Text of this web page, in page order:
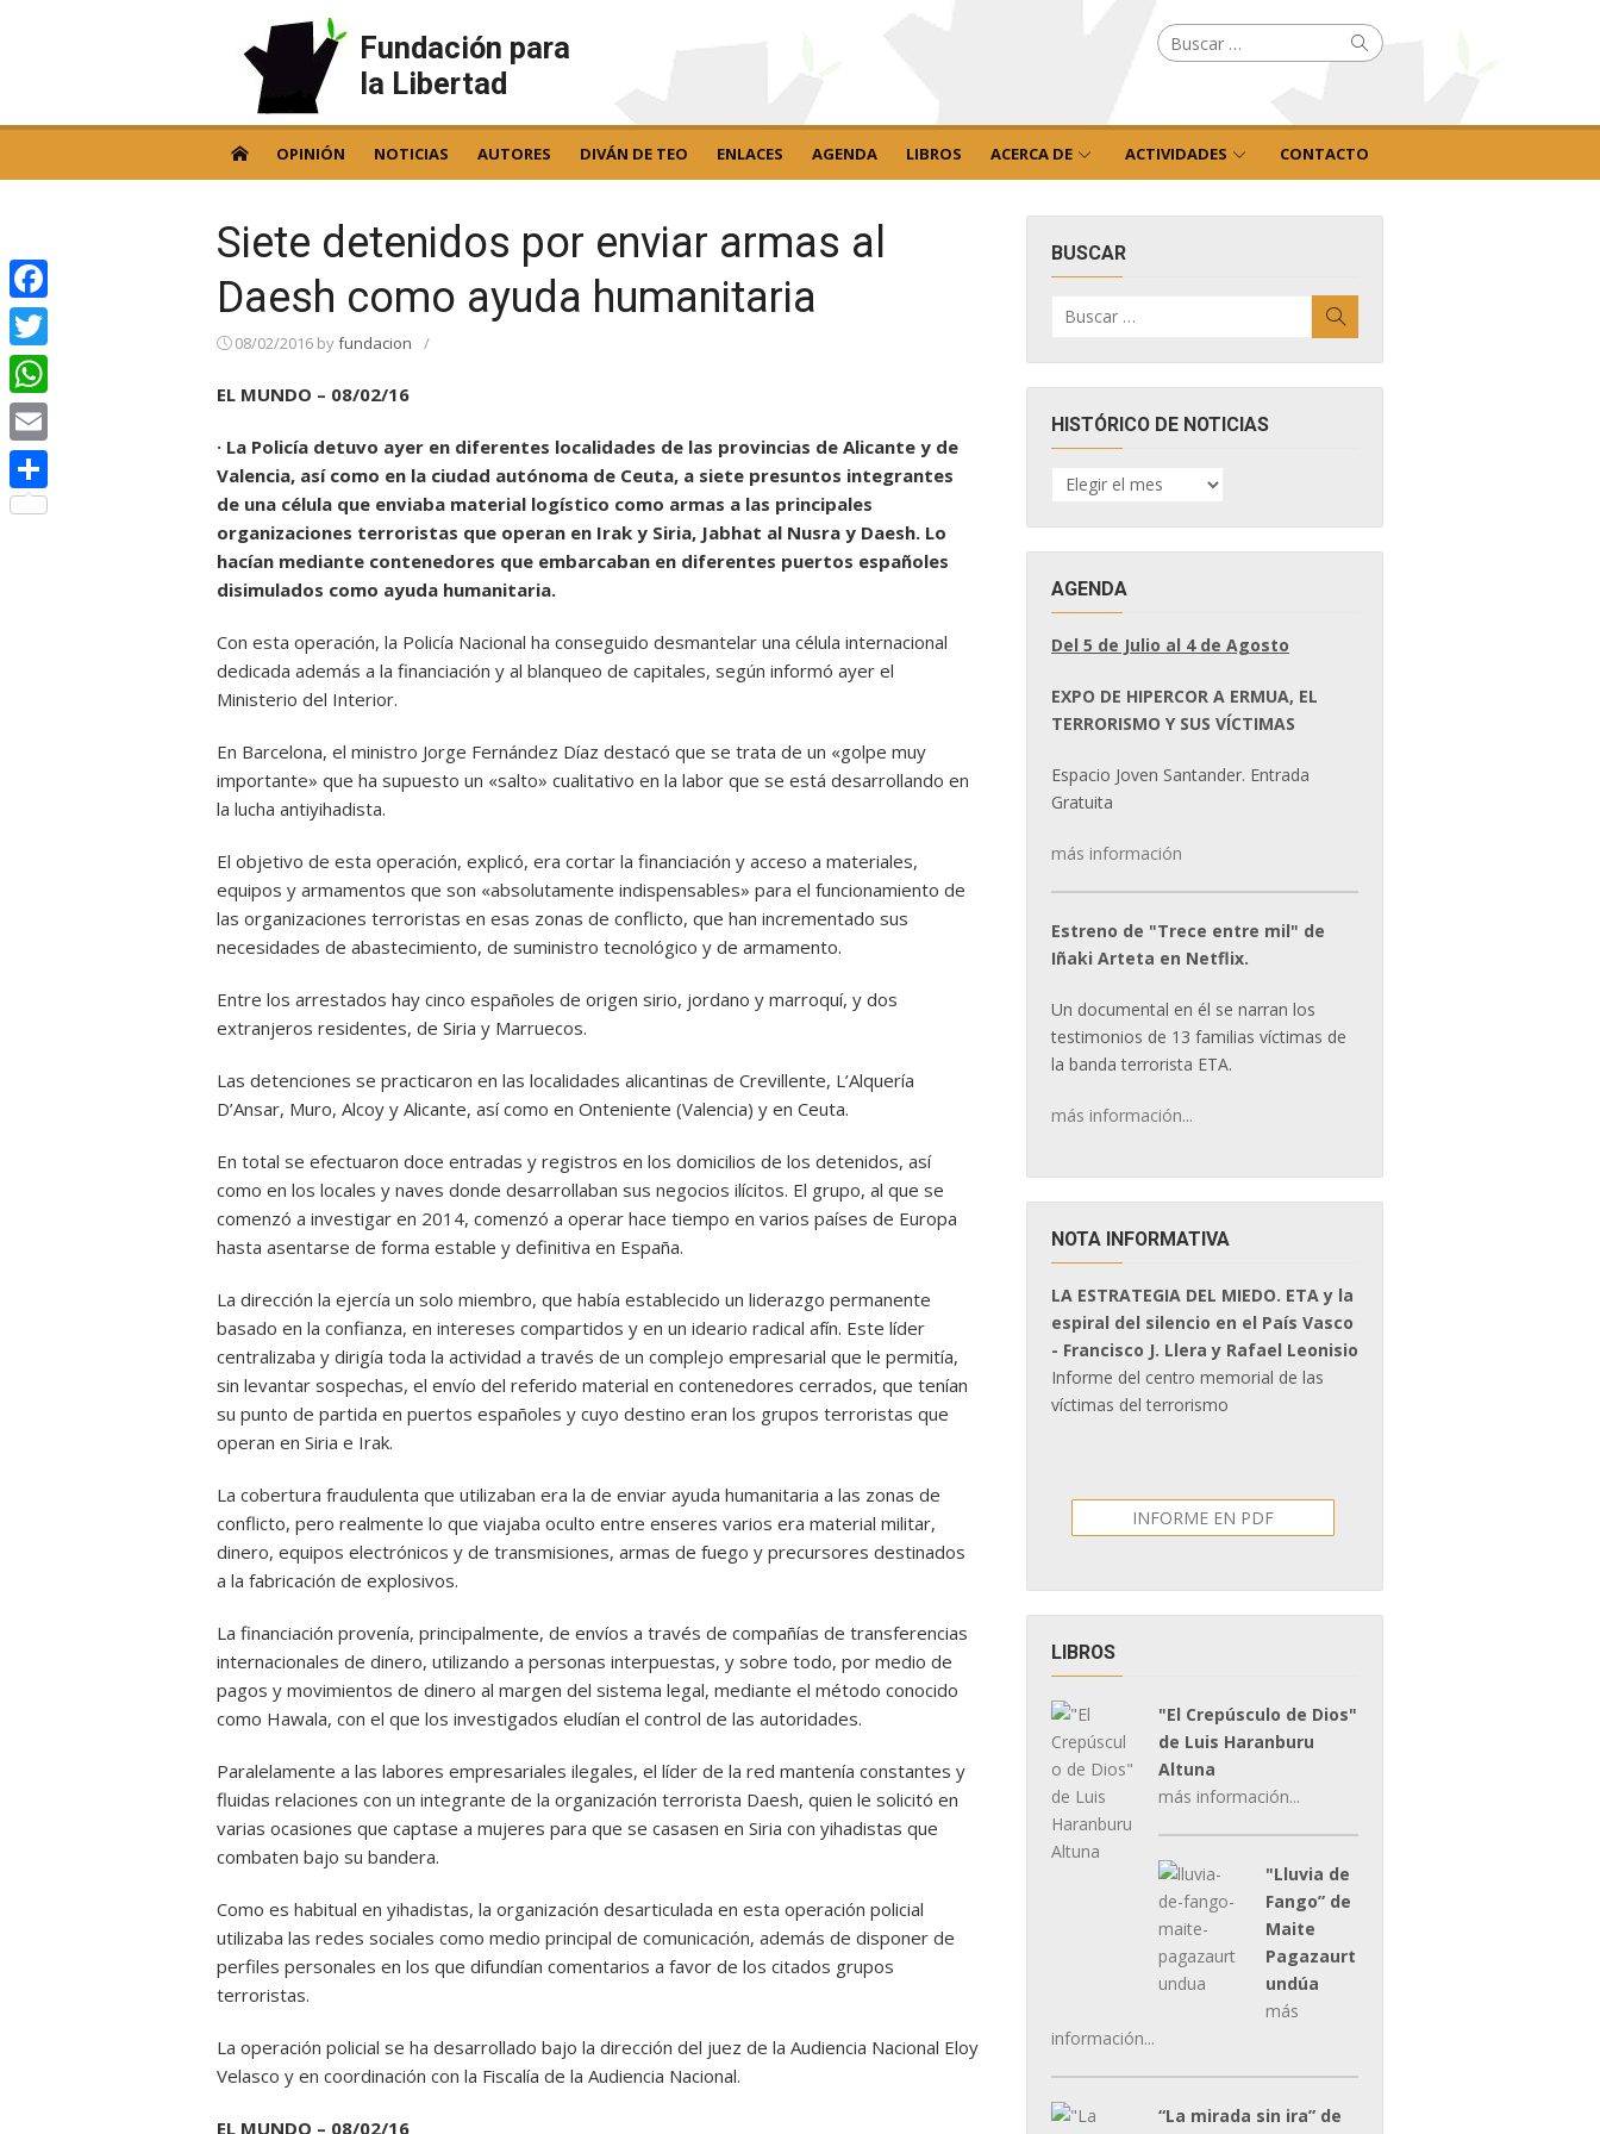
Fundación para
la Libertad
Buscar
por: Buscar
OPINIÓN NOTICIAS AUTORES DIVÁN DE TEO ENLACES AGENDA LIBROS ACERCA DE ACTIVIDADES CONTACTO
Siete detenidos por enviar armas al
Daesh como ayuda humanitaria
08/02/2016 byfundacion /
EL MUNDO – 08/02/16
· La Policía detuvo ayer en diferentes localidades de las provincias de Alicante y de
Valencia, así como en la ciudad autónoma de Ceuta, a siete presuntos integrantes
de una célula que enviaba material logístico como armas a las principales
organizaciones terroristas que operan en Irak y Siria, Jabhat al Nusra y Daesh. Lo
hacían mediante contenedores que embarcaban en diferentes puertos españoles
disimulados como ayuda humanitaria.
Con esta operación, la Policía Nacional ha conseguido desmantelar una célula internacional
dedicada además a la financiación y al blanqueo de capitales, según informó ayer el
Ministerio del Interior.
En Barcelona, el ministro Jorge Fernández Díaz destacó que se trata de un «golpe muy
importante» que ha supuesto un «salto» cualitativo en la labor que se está desarrollando en
la lucha antiyihadista.
El objetivo de esta operación, explicó, era cortar la financiación y acceso a materiales,
equipos y armamentos que son «absolutamente indispensables» para el funcionamiento de
las organizaciones terroristas en esas zonas de conflicto, que han incrementado sus
necesidades de abastecimiento, de suministro tecnológico y de armamento.
Entre los arrestados hay cinco españoles de origen sirio, jordano y marroquí, y dos
extranjeros residentes, de Siria y Marruecos.
Las detenciones se practicaron en las localidades alicantinas de Crevillente, L’Alquería
D’Ansar, Muro, Alcoy y Alicante, así como en Onteniente (Valencia) y en Ceuta.
En total se efectuaron doce entradas y registros en los domicilios de los detenidos, así
como en los locales y naves donde desarrollaban sus negocios ilícitos. El grupo, al que se
comenzó a investigar en 2014, comenzó a operar hace tiempo en varios países de Europa
hasta asentarse de forma estable y definitiva en España.
La dirección la ejercía un solo miembro, que había establecido un liderazgo permanente
basado en la confianza, en intereses compartidos y en un ideario radical afín. Este líder
centralizaba y dirigía toda la actividad a través de un complejo empresarial que le permitía,
sin levantar sospechas, el envío del referido material en contenedores cerrados, que tenían
su punto de partida en puertos españoles y cuyo destino eran los grupos terroristas que
operan en Siria e Irak.
La cobertura fraudulenta que utilizaban era la de enviar ayuda humanitaria a las zonas de
conflicto, pero realmente lo que viajaba oculto entre enseres varios era material militar,
dinero, equipos electrónicos y de transmisiones, armas de fuego y precursores destinados
a la fabricación de explosivos.
La financiación provenía, principalmente, de envíos a través de compañías de transferencias
internacionales de dinero, utilizando a personas interpuestas, y sobre todo, por medio de
pagos y movimientos de dinero al margen del sistema legal, mediante el método conocido
como Hawala, con el que los investigados eludían el control de las autoridades.
Paralelamente a las labores empresariales ilegales, el líder de la red mantenía constantes y
fluidas relaciones con un integrante de la organización terrorista Daesh, quien le solicitó en
varias ocasiones que captase a mujeres para que se casasen en Siria con yihadistas que
combaten bajo su bandera.
Como es habitual en yihadistas, la organización desarticulada en esta operación policial
utilizaba las redes sociales como medio principal de comunicación, además de disponer de
perfiles personales en los que difundían comentarios a favor de los citados grupos
terroristas.
La operación policial se ha desarrollado bajo la dirección del juez de la Audiencia Nacional Eloy
Velasco y en coordinación con la Fiscalía de la Audiencia Nacional.
EL MUNDO – 08/02/16
BUSCAR
por:
HISTÓRICO DE NOTICIAS
HISTÓRICO
DE
AGENDA
Del 5 de Julio al 4 de Agosto
EXPO DE HIPERCOR A ERMUA, EL
TERRORISMO Y SUS VÍCTIMAS
Espacio Joven Santander. Entrada
Gratuita
más información
Estreno de "Trece entre mil" de
Iñaki Arteta en Netflix.
Un documental en él se narran los
testimonios de 13 familias víctimas de
la banda terrorista ETA.
más información...
NOTA INFORMATIVA
LA ESTRATEGIA DEL MIEDO. ETA y la
espiral del silencio en el País Vasco
- Francisco J. Llera y Rafael Leonisio
Informe del centro memorial de las
víctimas del terrorismo
INFORME EN PDF
LIBROS
"El Crepúsculo de Dios"
de Luis Haranburu
Altuna
más información...
"Lluvia de
Fango” de
Maite
Pagazaurt
undúa
más
información...
“La mirada sin ira” de
Facebook
Twitter
WhatsApp
Email
Compartir